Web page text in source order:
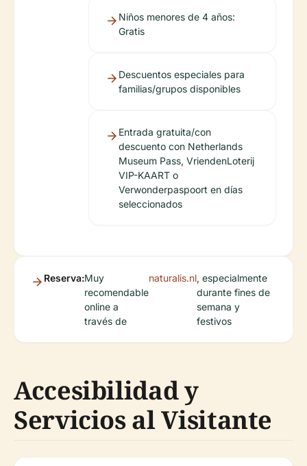
Niños menores de 4 años:
Gratis
Descuentos especiales para
familias/grupos disponibles
Entrada gratuita/con
descuento con Netherlands
Museum Pass, VriendenLoterij
VIP-KAART o
Verwonderpaspoort en días
seleccionados
Reserva:Muy
recomendable
online a
través de
naturalis.nl, especialmente
durante fines de
semana y
festivos
Accesibilidad y
Servicios al Visitante